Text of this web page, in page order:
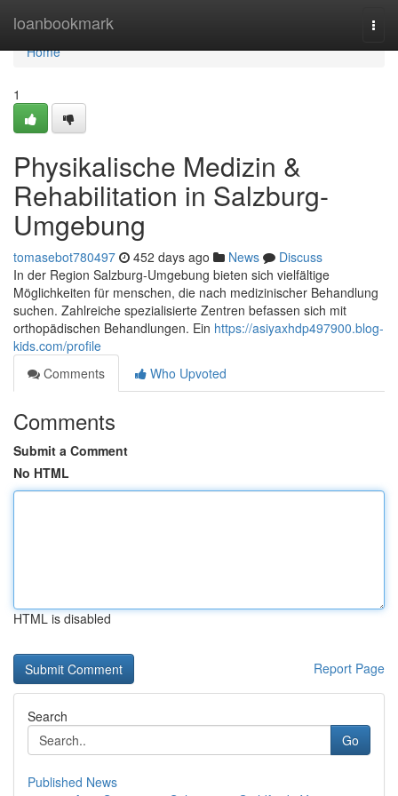
loanbookmark
Home
Home
1
Physikalische Medizin &
Rehabilitation in Salzburg-
Umgebung
tomasebot780497 452 days ago News
Discuss
In der Region Salzburg-Umgebung bieten sich vielfältige
Möglichkeiten für menschen, die nach medizinischer Behandlung
suchen. Zahlreiche spezialisierte Zentren befassen sich mit
orthopädischen Behandlungen. Ein https://asiyaxhdp497900.blog-
kids.com/profile
Comments
Who Upvoted
Comments
Submit a Comment
No HTML
HTML is disabled
Report Page
Search
Go
Published News